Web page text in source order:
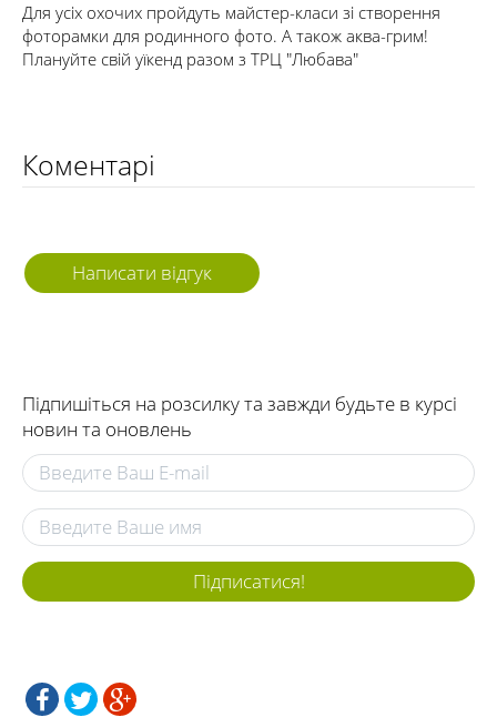
Для усіх охочих пройдуть майстер-класи зі створення
фоторамки для родинного фото. А також аква-грим!
Плануйте свій уїкенд разом з ТРЦ "Любава"
Коментарі
Написати відгук
Підпишіться на розсилку та завжди будьте в курсі
новин та оновлень
Підписатися!